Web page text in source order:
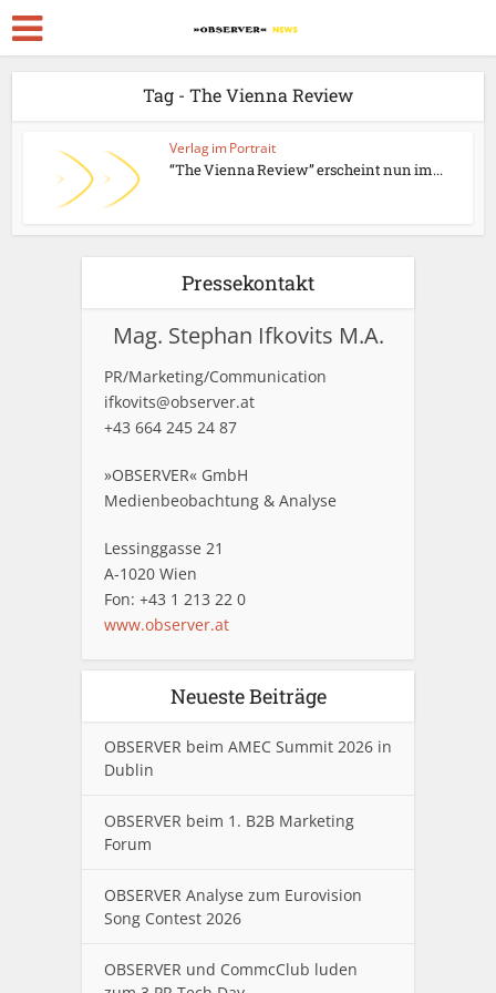
Tag - The Vienna Review
Verlag im Portrait
“The Vienna Review” erscheint nun im...
Pressekontakt
Mag. Stephan Ifkovits M.A.
PR/Marketing/Communication
ifkovits@observer.at
+43 664 245 24 87
»OBSERVER« GmbH
Medienbeobachtung & Analyse
Lessinggasse 21
A-1020 Wien
Fon: +43 1 213 22 0
www.observer.at
Neueste Beiträge
OBSERVER beim AMEC Summit 2026 in
Dublin
OBSERVER beim 1. B2B Marketing
Forum
OBSERVER Analyse zum Eurovision
Song Contest 2026
OBSERVER und CommcClub luden